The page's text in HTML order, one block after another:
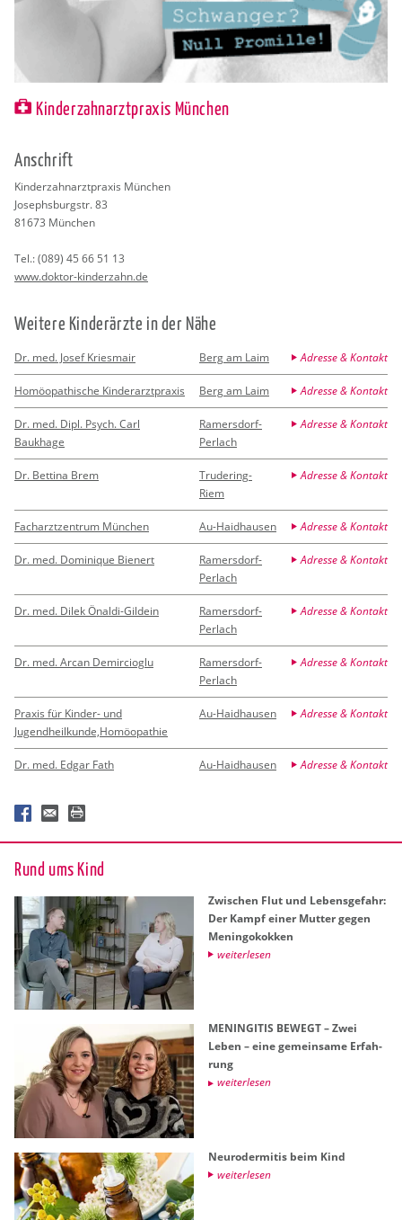
Kinderzahnarztpraxis München
An­schrift
Kin­der­zahn­arzt­pra­xis Mün­chen
Jo­sephs­burg­str. 83
81673 Mün­chen
Tel.:(089) 45 66 51 13
www.​doktor-​kinderzahn.​de
Wei­te­re Kin­der­ärz­te in der Nähe
Dr. med. Josef Kriesmair Berg am Laim Adresse & Kontakt
Homöopathische Kinderarztpraxis Berg am Laim Adresse & Kontakt
Dr. med. Dipl. Psych. Carl
Baukhage
Ramersdorf-
Perlach
Adresse & Kontakt
Dr. Bettina Brem
Trudering-
Riem
Adresse & Kontakt
Facharztzentrum München Au-Haidhausen Adresse & Kontakt
Dr. med. Dominique Bienert
Ramersdorf-
Perlach
Adresse & Kontakt
Dr. med. Dilek Önaldi-Gildein
Ramersdorf-
Perlach
Adresse & Kontakt
Dr. med. Arcan Demircioglu
Ramersdorf-
Perlach
Adresse & Kontakt
Praxis für Kinder- und
Jugendheilkunde,Homöopathie
Au-Haidhausen Adresse & Kontakt
Dr. med. Edgar Fath Au-Haidhausen Adresse & Kontakt
Rund ums Kind
Zwi­schen Flut und Le­bens­ge­fahr:
Der Kampf einer Mut­ter gegen
Me­nin­go­kok­ken
wei­ter­le­sen
ME­NIN­GI­TIS BE­WEGT – Zwei
Leben – eine ge­mein­sa­me Er­fah­
rung
wei­ter­le­sen
Neu­ro­der­mi­tis beim Kind
wei­ter­le­sen